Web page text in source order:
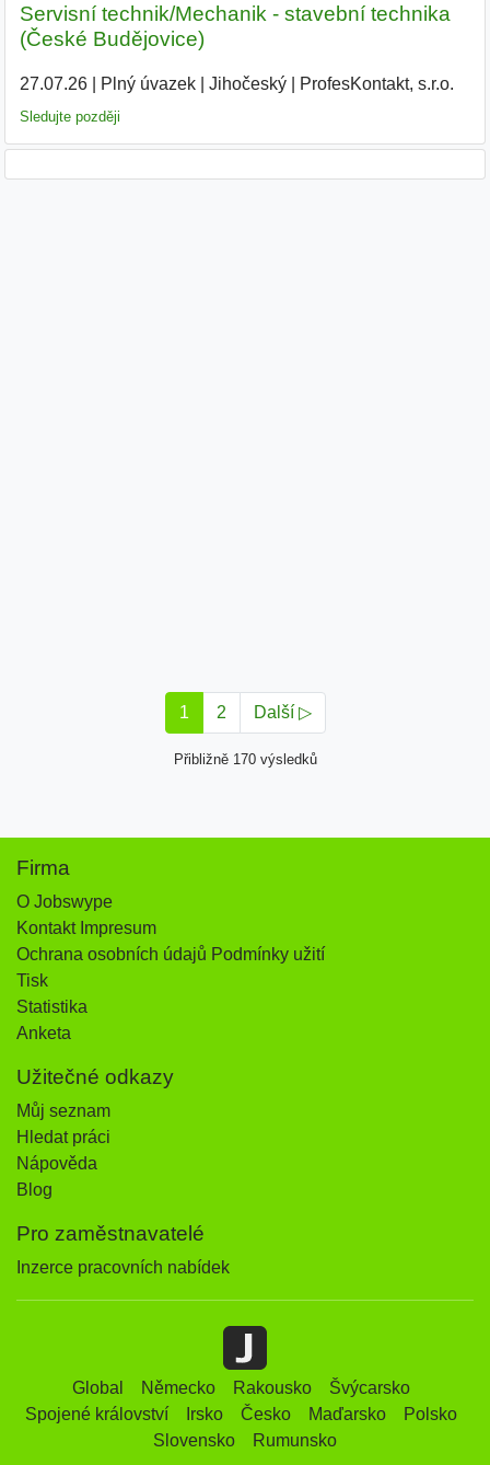
Servisní technik/Mechanik - stavební technika
(České Budějovice)
27.07.26| Plný úvazek| Jihočeský| ProfesKontakt, s.r.o.
Sledujte později
1 2 Další ▷
Přibližně 170 výsledků
Firma
O Jobswype
Kontakt Impresum
Ochrana osobních údajů Podmínky užití
Tisk
Statistika
Anketa
Užitečné odkazy
Můj seznam
Hledat práci
Nápověda
Blog
Pro zaměstnavatelé
Inzerce pracovních nabídek
Global Německo Rakousko
Švýcarsko
Spojené království
Irsko Česko Maďarsko
Polsko
Slovensko
Rumunsko